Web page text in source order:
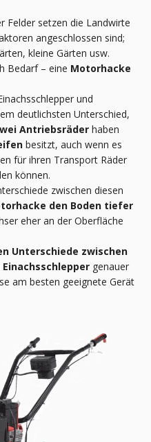
Felder setzen die Landwirte
angeschlossen sind;
kleine Gärten usw.
Bedarf – eine Motorhacke
und
deutlichsten Unterschied,
Antriebsräder haben
besitzt, auch wenn es
für ihren Transport Räder
können.
zwischen diesen
den Boden tiefer
eher an der Oberfläche
Unterschiede zwischen
genauer
am besten geeignete Gerät